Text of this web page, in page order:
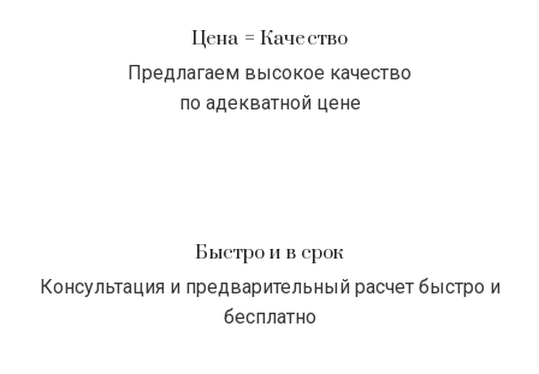
Цена = Качество
Предлагаем высокое качество
по адекватной цене
Быстро и в срок
Консультация и предварительный расчет быстро и
бесплатно